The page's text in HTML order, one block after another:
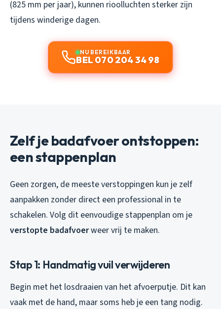
(825 mm per jaar), kunnen rioolluchten sterker zijn
tijdens winderige dagen.
NU BEREIKBAAR
BEL 070 204 34 98
Zelf je badafvoer ontstoppen:
een stappenplan
Geen zorgen, de meeste verstoppingen kun je zelf
aanpakken zonder direct een professional in te
schakelen. Volg dit eenvoudige stappenplan om je
verstopte badafvoerweer vrij te maken.
Stap 1: Handmatig vuil verwijderen
Begin met het losdraaien van het afvoerputje. Dit kan
vaak met de hand, maar soms heb je een tang nodig.